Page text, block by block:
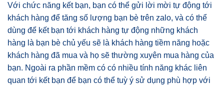
Với chức năng kết bạn, bạn có thể gửi lời mời tự động tới
khách hàng để tăng số lượng bạn bè trên zalo, và có thể
dùng để kết bạn tới khách hàng tự động những khách
hàng là bạn bè chủ yếu sẽ là khách hàng tiềm năng hoặc
khách hàng đã mua và họ sẽ thường xuyên mua hàng của
bạn. Ngoài ra phần mềm có có nhiều tính năng khác liên
quan tới kết bạn để bạn có thể tuỳ ý sử dụng phù hợp với